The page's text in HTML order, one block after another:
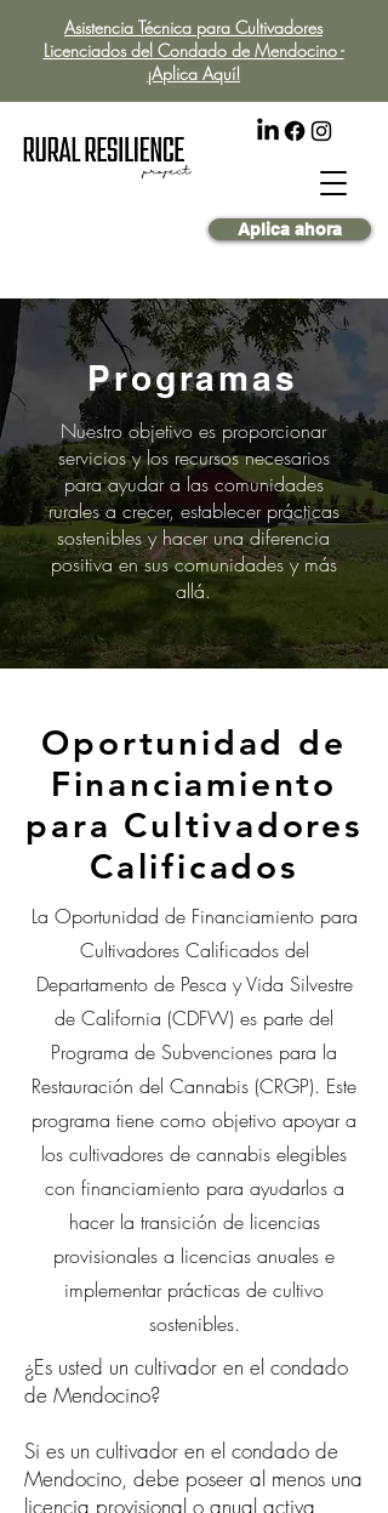
Asistencia Técnica para Cultivadores
Licenciados del Condado de Mendocino -
¡Aplica Aquí!
Aplica ahora
Programas
Nuestro objetivo es proporcionar
servicios y los recursos necesarios
para ayudar a las comunidades
rurales a crecer, establecer prácticas
sostenibles y hacer una diferencia
positiva en sus comunidades y más
allá.
Oportunidad de
Financiamiento
para Cultivadores
Calificados
La Oportunidad de Financiamiento para
Cultivadores Calificados del
Departamento de Pesca y Vida Silvestre
de California (CDFW) es parte del
Programa de Subvenciones para la
Restauración del Cannabis (CRGP). Este
programa tiene como objetivo apoyar a
los cultivadores de cannabis elegibles
con financiamiento para ayudarlos a
hacer la transición de licencias
provisionales a licencias anuales e
implementar prácticas de cultivo
sostenibles.
¿Es usted un cultivador en el condado
de Mendocino?
Si es un cultivador en el condado de
Mendocino, debe poseer al menos una
licencia provisional o anual activa